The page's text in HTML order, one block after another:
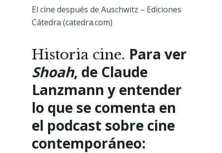
El cine después de Auschwitz – Ediciones
Cátedra (catedra.com)
Historia cine. Para ver
Shoah, de Claude
Lanzmann y entender
lo que se comenta en
el podcast sobre cine
contemporáneo: